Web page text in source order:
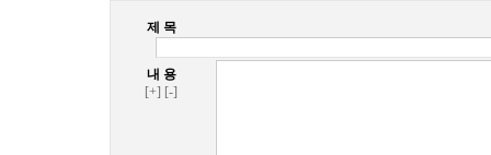
제 목
내 용
[+] [-]